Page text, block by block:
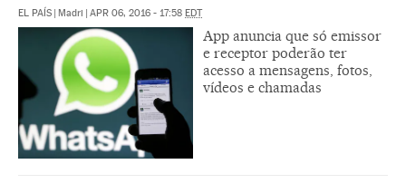
EL PAÍS | Madri | APR 06, 2016 - 17:58 EDT
App anuncia que só emissor
e receptor poderão ter
acesso a mensagens, fotos,
vídeos e chamadas